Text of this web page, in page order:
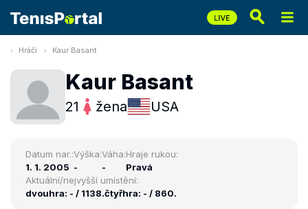
Hráči Kaur Basant
Kaur Basant
21 žena USA
Datum nar.:
1. 1. 2005
Výška:
-
Váha:
-
Hraje rukou:
Pravá
Aktuální/nejvyšší umístění:
dvouhra: - / 1138.čtyřhra: - / 860.